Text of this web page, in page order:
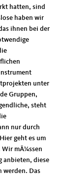
hatten, sind
haben wir
ihnen bei der
unter
Gruppen,
steht
nur durch
geht es um
Wir mÃ¼ssen
anbieten, diese
werden. Das